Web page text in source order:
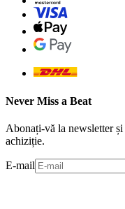
Never Miss a Beat
Abonați-vă la newsletter
achiziție.
E-mail